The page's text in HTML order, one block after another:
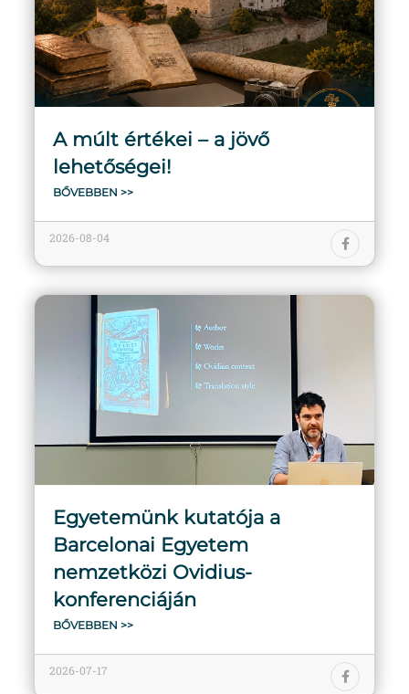
A múlt értékei – a jövő
lehetőségei!
BŐVEBBEN >>
2026-08-04
Egyetemünk kutatója a
Barcelonai Egyetem
nemzetközi Ovidius-
konferenciáján
BŐVEBBEN >>
2026-07-17